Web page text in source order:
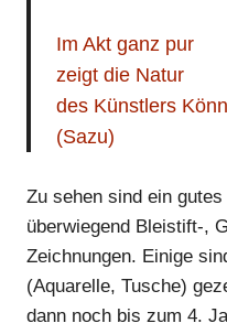
Im Akt ganz pur
zeigt die Natur
des Künstlers
(Sazu)
Zu sehen sind ein
überwiegend Bleistift-,
Zeichnungen. Einige
(Aquarelle, Tusche)
dann noch bis zum 4.